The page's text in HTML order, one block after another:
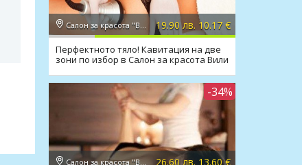
Салон за красота "Вили" 19.90 лв. 10.17 €
Перфектното тяло! Кавитация на две
зони по избор в Салон за красота Вили
-34%
Салон за красота "Вили" 26.60 лв. 13.60 €